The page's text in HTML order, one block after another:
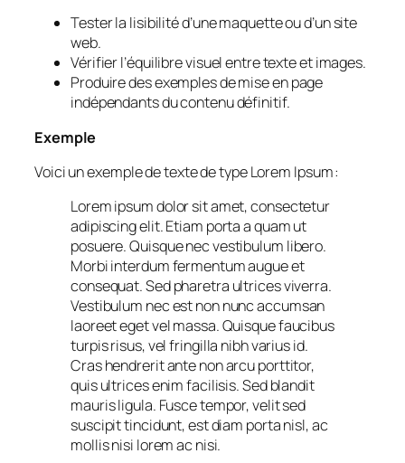
Tester la lisibilité d’une maquette ou d’un site
web.
Vérifier l’équilibre visuel entre texte et images.
Produire des exemples de mise en page
indépendants du contenu définitif.
Exemple
Voici un exemple de texte de type Lorem Ipsum :
Lorem ipsum dolor sit amet, consectetur
adipiscing elit. Etiam porta a quam ut
posuere. Quisque nec vestibulum libero.
Morbi interdum fermentum augue et
consequat. Sed pharetra ultrices viverra.
Vestibulum nec est non nunc accumsan
laoreet eget vel massa. Quisque faucibus
turpis risus, vel fringilla nibh varius id.
Cras hendrerit ante non arcu porttitor,
quis ultrices enim facilisis. Sed blandit
mauris ligula. Fusce tempor, velit sed
suscipit tincidunt, est diam porta nisl, ac
mollis nisi lorem ac nisi.